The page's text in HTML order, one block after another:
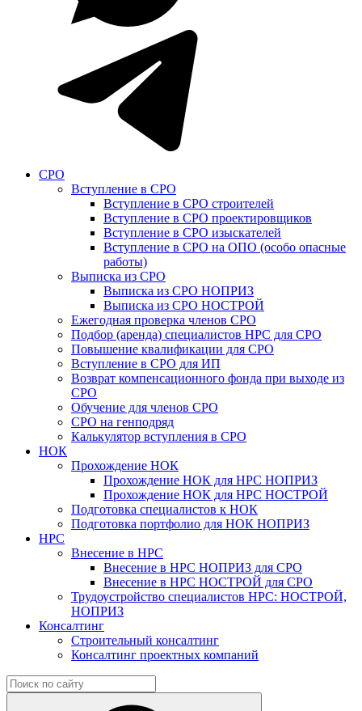
СРО
Вступление в СРО
Вступление в СРО строителей
Вступление в СРО проектировщиков
Вступление в СРО изыскателей
Вступление в СРО на ОПО (особо опасные
работы)
Выписка из СРО
Выписка из СРО НОПРИЗ
Выписка из СРО НОСТРОЙ
Ежегодная проверка членов СРО
Подбор (аренда) специалистов НРС для СРО
Повышение квалификации для СРО
Вступление в СРО для ИП
Возврат компенсационного фонда при выходе из
СРО
Обучение для членов СРО
СРО на генподряд
Калькулятор вступления в СРО
НОК
Прохождение НОК
Прохождение НОК для НРС НОПРИЗ
Прохождение НОК для НРС НОСТРОЙ
Подготовка специалистов к НОК
Подготовка портфолио для НОК НОПРИЗ
НРС
Внесение в НРС
Внесение в НРС НОПРИЗ для СРО
Внесение в НРС НОСТРОЙ для СРО
Трудоустройство специалистов НРС: НОСТРОЙ,
НОПРИЗ
Консалтинг
Строительный консалтинг
Консалтинг проектных компаний